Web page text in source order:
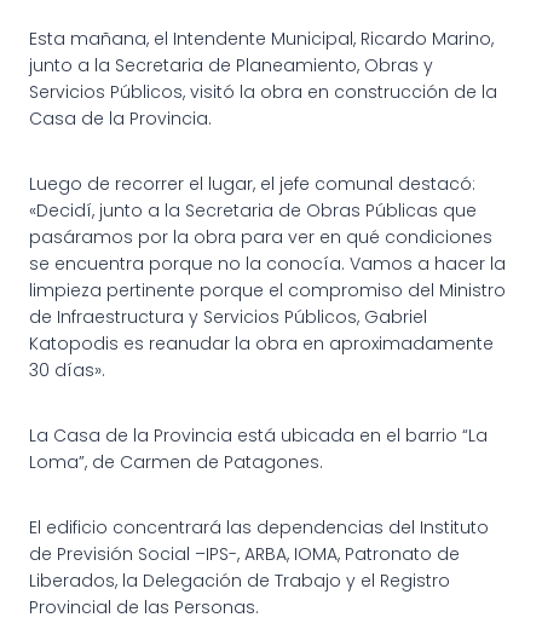
Esta mañana, el Intendente Municipal, Ricardo Marino,
junto a la Secretaria de Planeamiento, Obras y
Servicios Públicos, visitó la obra en construcción de la
Casa de la Provincia.
Luego de recorrer el lugar, el jefe comunal destacó:
«Decidí, junto a la Secretaria de Obras Públicas que
pasáramos por la obra para ver en qué condiciones
se encuentra porque no la conocía. Vamos a hacer la
limpieza pertinente porque el compromiso del Ministro
de Infraestructura y Servicios Públicos, Gabriel
Katopodis es reanudar la obra en aproximadamente
30 días».
La Casa de la Provincia está ubicada en el barrio “La
Loma”, de Carmen de Patagones.
El edificio concentrará las dependencias del Instituto
de Previsión Social –IPS-, ARBA, IOMA, Patronato de
Liberados, la Delegación de Trabajo y el Registro
Provincial de las Personas.